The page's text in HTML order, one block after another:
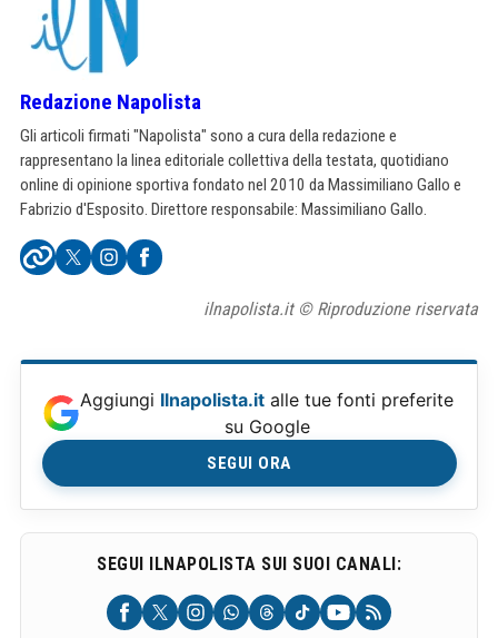
Redazione Napolista
Gli articoli firmati "Napolista" sono a cura della redazione e
rappresentano la linea editoriale collettiva della testata, quotidiano
online di opinione sportiva fondato nel 2010 da Massimiliano Gallo e
Fabrizio d'Esposito. Direttore responsabile: Massimiliano Gallo.
ilnapolista.it © Riproduzione riservata
Aggiungi Ilnapolista.it alle tue fonti preferite
su Google
SEGUI ORA
SEGUI ILNAPOLISTA SUI SUOI CANALI: